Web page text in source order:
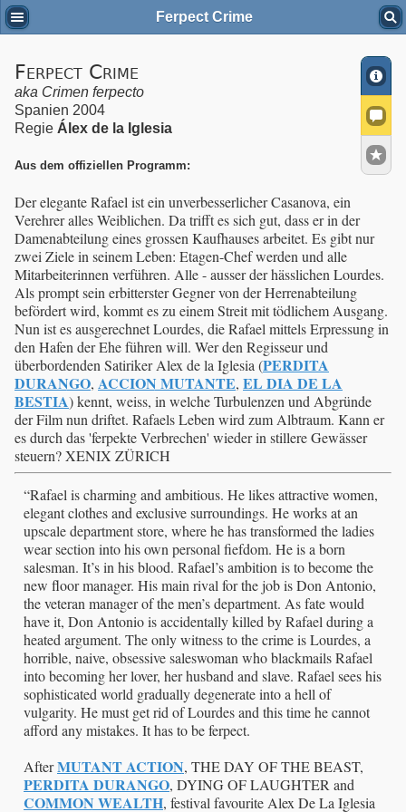
Ferpect Crime
Ferpect Crime
aka Crimen ferpecto
Spanien 2004
Regie Álex de la Iglesia
Aus dem offiziellen Programm:
Der elegante Rafael ist ein unverbesserlicher Casanova, ein
Verehrer alles Weiblichen. Da trifft es sich gut, dass er in der
Damenabteilung eines grossen Kaufhauses arbeitet. Es gibt nur
zwei Ziele in seinem Leben: Etagen-Chef werden und alle
Mitarbeiterinnen verführen. Alle - ausser der hässlichen Lourdes.
Als prompt sein erbitterster Gegner von der Herrenabteilung
befördert wird, kommt es zu einem Streit mit tödlichem Ausgang.
Nun ist es ausgerechnet Lourdes, die Rafael mittels Erpressung in
den Hafen der Ehe führen will. Wer den Regisseur und
überbordenden Satiriker Alex de la Iglesia (PERDITA
DURANGO, ACCION MUTANTE, EL DIA DE LA
BESTIA) kennt, weiss, in welche Turbulenzen und Abgründe
der Film nun driftet. Rafaels Leben wird zum Albtraum. Kann er
es durch das 'ferpekte Verbrechen' wieder in stillere Gewässer
steuern? XENIX ZÜRICH
“Rafael is charming and ambitious. He likes attractive women,
elegant clothes and exclusive surroundings. He works at an
upscale department store, where he has transformed the ladies
wear section into his own personal fiefdom. He is a born
salesman. It’s in his blood. Rafael’s ambition is to become the
new floor manager. His main rival for the job is Don Antonio,
the veteran manager of the men’s department. As fate would
have it, Don Antonio is accidentally killed by Rafael during a
heated argument. The only witness to the crime is Lourdes, a
horrible, naive, obsessive saleswoman who blackmails Rafael
into becoming her lover, her husband and slave. Rafael sees his
sophisticated world gradually degenerate into a hell of
vulgarity. He must get rid of Lourdes and this time he cannot
afford any mistakes. It has to be ferpect.
AfterMUTANT ACTION, THE DAY OF THE BEAST,
PERDITA DURANGO, DYING OF LAUGHTER and
COMMON WEALTH, festival favourite Alex De La Iglesia